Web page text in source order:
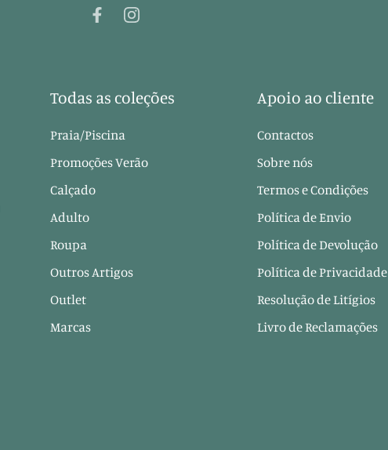
Todas as coleções
Praia/Piscina
Promoções Verão
Calçado
Adulto
Roupa
Outros Artigos
Outlet
Marcas
Apoio ao cliente
Contactos
Sobre nós
Termos e Condições
Política de Envio
Política de Devolução
Política de Privacidade
Resolução de Litígios
Livro de Reclamações